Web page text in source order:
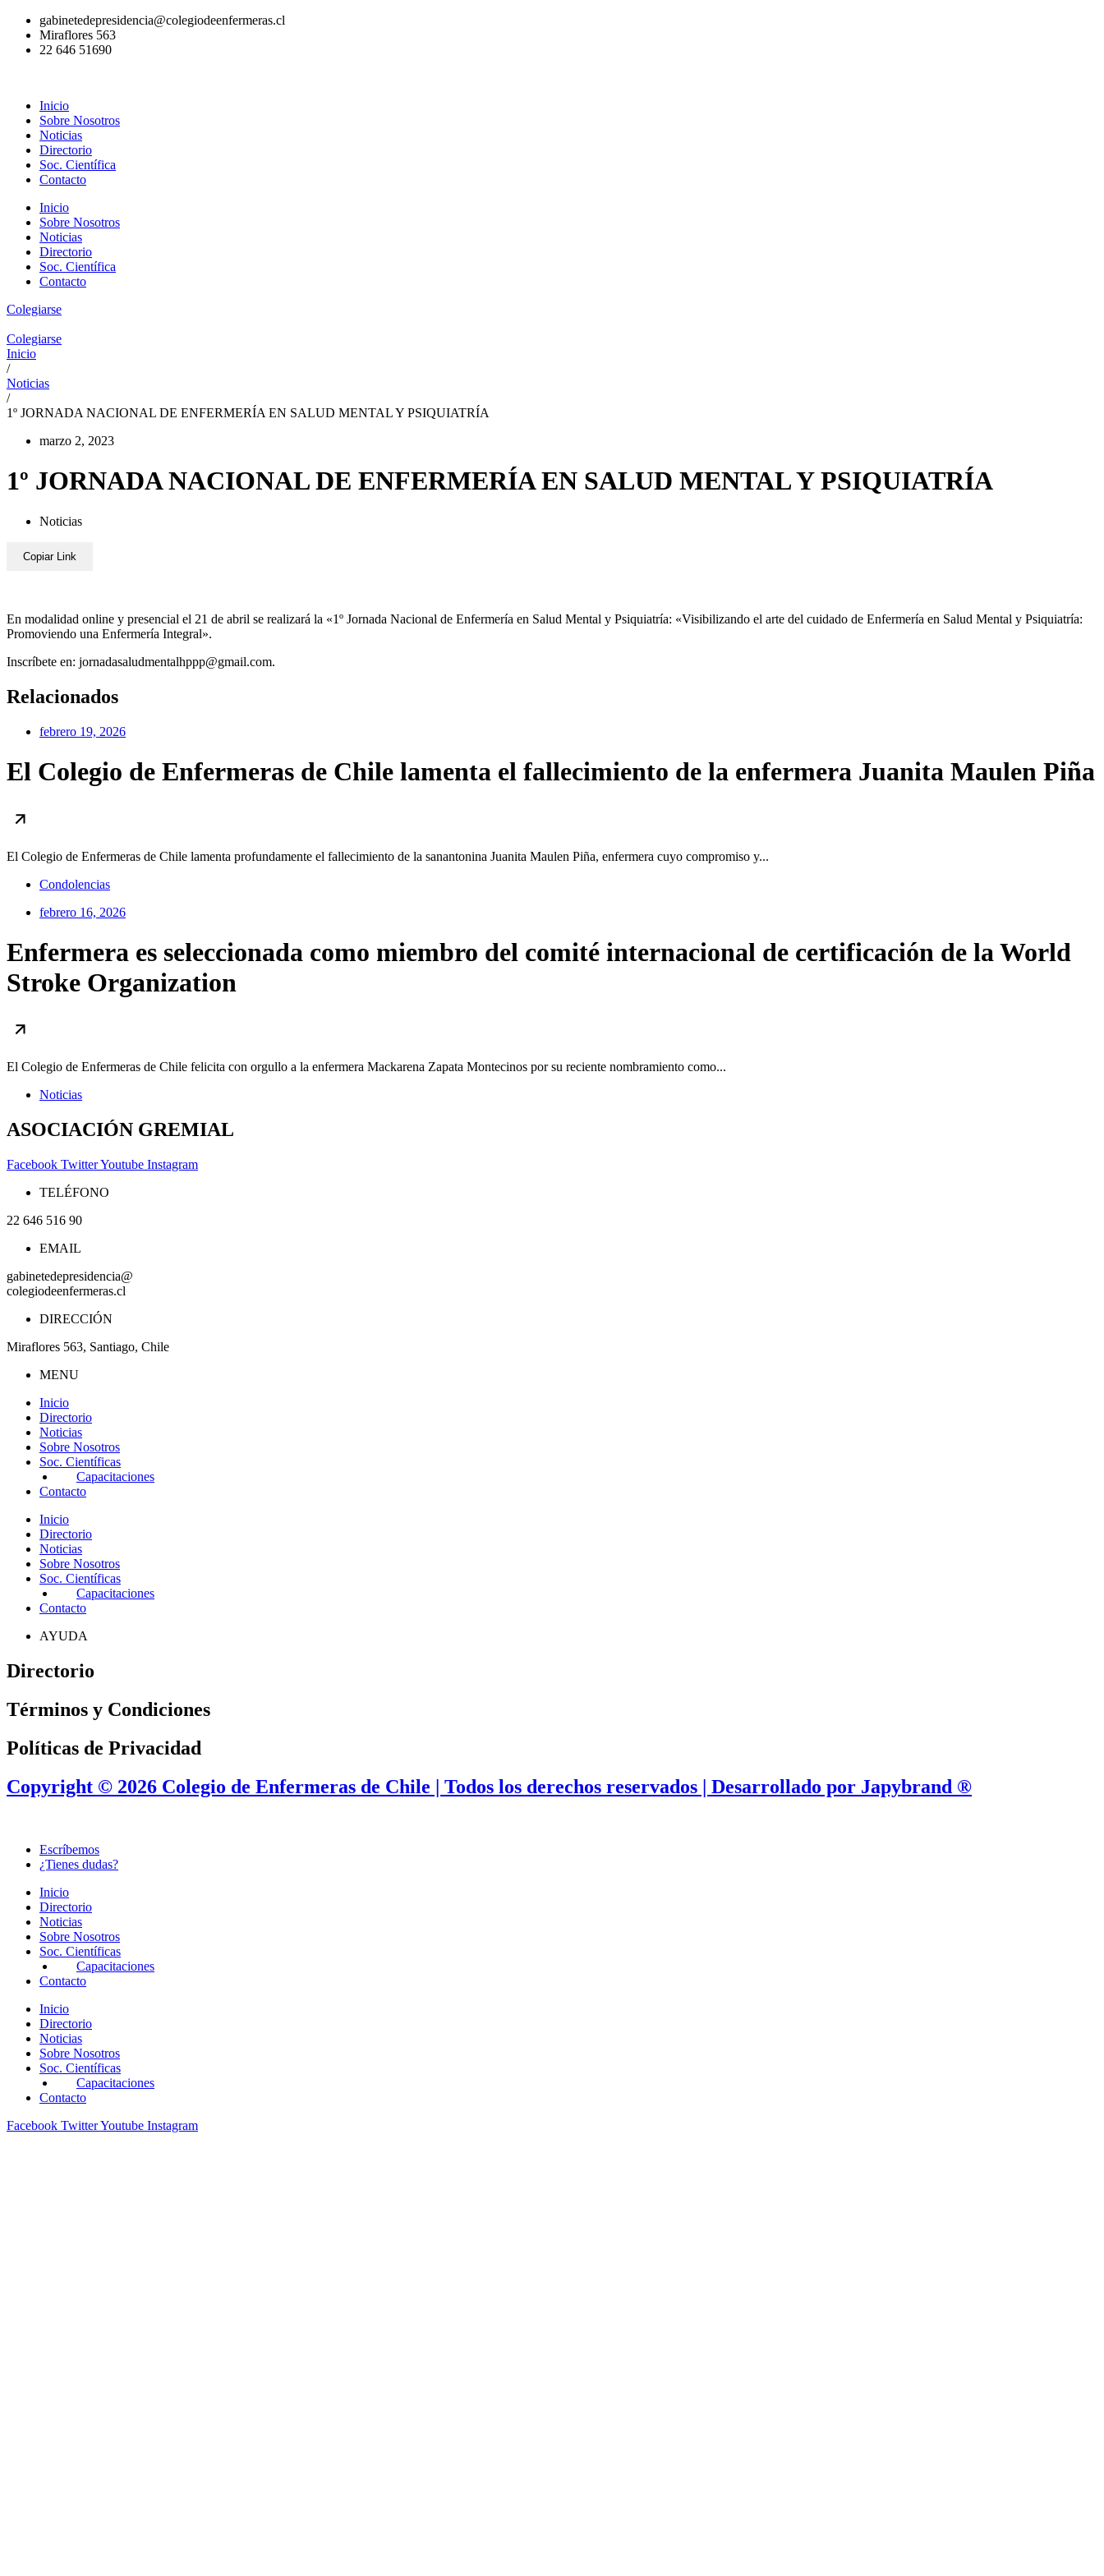
contenido
gabinetedepresidencia@colegiodeenfermeras.cl
Miraflores 563
22 646 51690
Inicio
Sobre Nosotros
Noticias
Directorio
Soc. Científica
Contacto
Inicio
Sobre Nosotros
Noticias
Directorio
Soc. Científica
Contacto
Colegiarse
Colegiarse
Inicio
/
Noticias
/
1º JORNADA NACIONAL DE ENFERMERÍA EN SALUD MENTAL Y PSIQUIATRÍA
marzo 2, 2023
1º JORNADA NACIONAL DE ENFERMERÍA EN SALUD MENTAL Y PSIQUIATRÍA
Noticias
Copiar Link
En modalidad online y presencial el 21 de abril se realizará la «1º Jornada Nacional de Enfermería en Salud Mental y Psiquiatría: «Visibilizando el arte del cuidado de Enfermería en Salud Mental y Psiquiatría:
Promoviendo una Enfermería Integral».
Inscríbete en: jornadasaludmentalhppp@gmail.com.
Relacionados
febrero 19, 2026
El Colegio de Enfermeras de Chile lamenta el fallecimiento de la enfermera Juanita Maulen Piña
El Colegio de Enfermeras de Chile lamenta profundamente el fallecimiento de la sanantonina Juanita Maulen Piña, enfermera cuyo compromiso y...
Condolencias
febrero 16, 2026
Enfermera es seleccionada como miembro del comité internacional de certificación de la World
Stroke Organization
El Colegio de Enfermeras de Chile felicita con orgullo a la enfermera Mackarena Zapata Montecinos por su reciente nombramiento como...
Noticias
ASOCIACIÓN GREMIAL
Facebook TwitterYoutube Instagram
TELÉFONO
22 646 516 90
EMAIL
gabinetedepresidencia@
colegiodeenfermeras.cl
DIRECCIÓN
Miraflores 563, Santiago, Chile
MENU
Inicio
Directorio
Noticias
Sobre Nosotros
Soc. Científicas
Capacitaciones
Contacto
Inicio
Directorio
Noticias
Sobre Nosotros
Soc. Científicas
Capacitaciones
Contacto
AYUDA
Directorio
Términos y Condiciones
Políticas de Privacidad
Copyright © 2026 Colegio de Enfermeras de Chile | Todos los derechos reservados | Desarrollado por Japybrand ®
Escríbemos
¿Tienes dudas?
Inicio
Directorio
Noticias
Sobre Nosotros
Soc. Científicas
Capacitaciones
Contacto
Inicio
Directorio
Noticias
Sobre Nosotros
Soc. Científicas
Capacitaciones
Contacto
Facebook TwitterYoutube Instagram